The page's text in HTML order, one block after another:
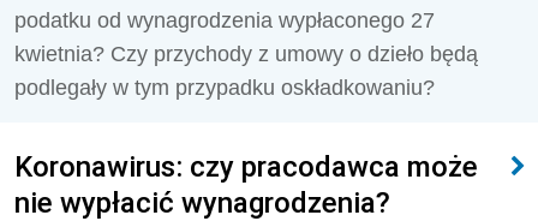
podatku od wynagrodzenia wypłaconego 27
kwietnia? Czy przychody z umowy o dzieło będą
podlegały w tym przypadku oskładkowaniu?
Koronawirus: czy pracodawca może
nie wypłacić wynagrodzenia?